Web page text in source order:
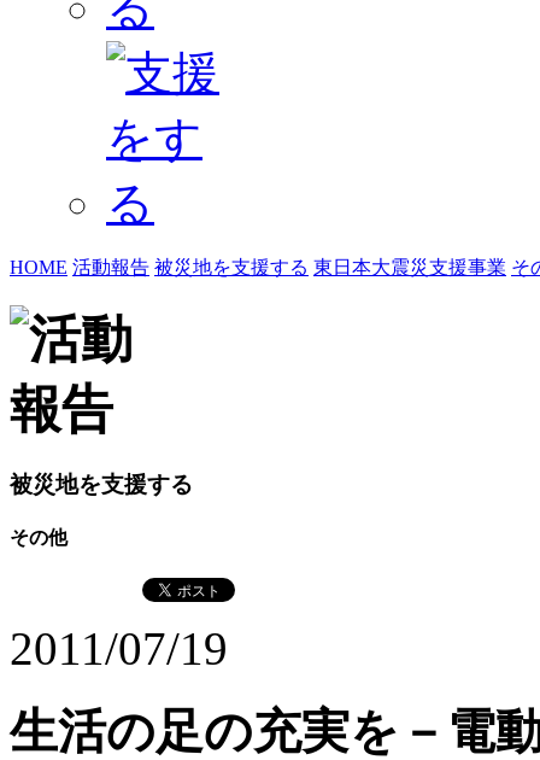
HOME 活動報告 被災地を支援する 東日本大震災支援事業 そ
被災地を支援する
その他
2011/07/19
生活の足の充実を－電